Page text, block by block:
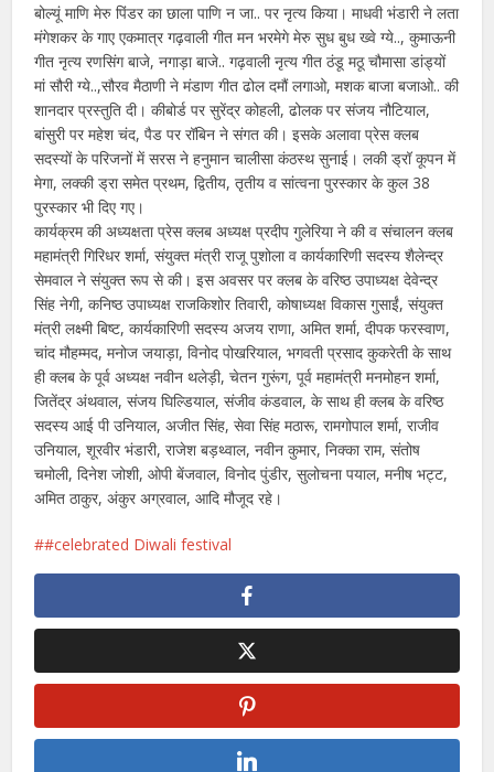
बोल्यूं माणि मेरु पिंडर का छाला पाणि न जा.. पर नृत्य किया। माधवी भंडारी ने लता
मंगेशकर के गाए एकमात्र गढ़वाली गीत मन भरमेगे मेरु सुध बुध ख्वे ग्ये.., कुमाऊनी
गीत नृत्य रणसिंग बाजे, नगाड़ा बाजे.. गढ़वाली नृत्य गीत ठंडू मठू चौमासा डांड्यों
मां सौरी ग्ये..,सौरव मैठाणी ने मंडाण गीत ढोल दमौं लगाओ, मशक बाजा बजाओ.. की
शानदार प्रस्तुति दी। कीबोर्ड पर सुरेंद्र कोहली, ढोलक पर संजय नौटियाल,
बांसुरी पर महेश चंद, पैड पर रॉबिन ने संगत की। इसके अलावा प्रेस क्लब
सदस्यों के परिजनों में सरस ने हनुमान चालीसा कंठस्थ सुनाई। लकी ड्रॉ कूपन में
मेगा, लक्की ड्रा समेत प्रथम, द्वितीय, तृतीय व सांत्वना पुरस्कार के कुल 38
पुरस्कार भी दिए गए।
कार्यक्रम की अध्यक्षता प्रेस क्लब अध्यक्ष प्रदीप गुलेरिया ने की व संचालन क्लब
महामंत्री गिरिधर शर्मा, संयुक्त मंत्री राजू पुशोला व कार्यकारिणी सदस्य शैलेन्द्र
सेमवाल ने संयुक्त रूप से की। इस अवसर पर क्लब के वरिष्ठ उपाध्यक्ष देवेन्द्र
सिंह नेगी, कनिष्ठ उपाध्यक्ष राजकिशोर तिवारी, कोषाध्यक्ष विकास गुसाईं, संयुक्त
मंत्री लक्ष्मी बिष्ट, कार्यकारिणी सदस्य अजय राणा, अमित शर्मा, दीपक फरस्वाण,
चांद मौहम्मद, मनोज जयाड़ा, विनोद पोखरियाल, भगवती प्रसाद कुकरेती के साथ
ही क्लब के पूर्व अध्यक्ष नवीन थलेड़ी, चेतन गुरूंग, पूर्व महामंत्री मनमोहन शर्मा,
जितेंद्र अंथवाल, संजय घिल्डियाल, संजीव कंडवाल, के साथ ही क्लब के वरिष्ठ
सदस्य आई पी उनियाल, अजीत सिंह, सेवा सिंह मठारू, रामगोपाल शर्मा, राजीव
उनियाल, शूरवीर भंडारी, राजेश बड़थ्वाल, नवीन कुमार, निक्का राम, संतोष
चमोली, दिनेश जोशी, ओपी बेंजवाल, विनोद पुंडीर, सुलोचना पयाल, मनीष भट्ट,
अमित ठाकुर, अंकुर अग्रवाल, आदि मौजूद रहे।
#celebrated Diwali festival